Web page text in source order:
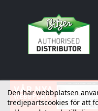
Den här webbplatsen
tredjepartscookies för att